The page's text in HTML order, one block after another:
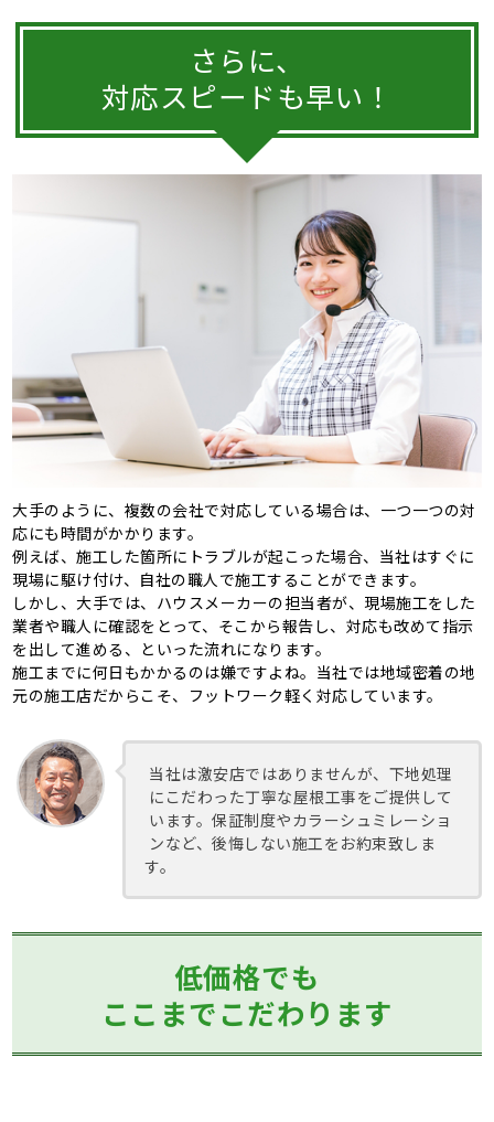
さらに、
対応スピードも早い！
大手のように、複数の会社で対応している場合は、一つ一つの対
応にも時間がかかります。
例えば、施工した箇所にトラブルが起こった場合、当社はすぐに
現場に駆け付け、自社の職人で施工することができます。
しかし、大手では、ハウスメーカーの担当者が、現場施工をした
業者や職人に確認をとって、そこから報告し、対応も改めて指示
を出して進める、といった流れになります。
施工までに何日もかかるのは嫌ですよね。当社では地域密着の地
元の施工店だからこそ、フットワーク軽く対応しています。
当社は激安店ではありませんが、下地処理
にこだわった丁寧な屋根工事をご提供して
います。保証制度やカラーシュミレーショ
ンなど、後悔しない施工をお約束致しま
す。
低価格でも
ここまでこだわります